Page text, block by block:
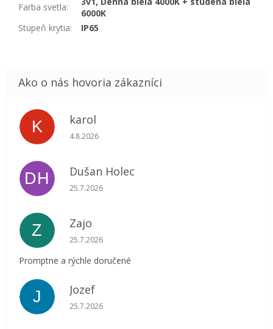
Farba svetla:
6000K
Stupeň krytia: IP65
K karol
Hodnotenie obchodu je 5 z 5 hviezdičiek.
4.8.2026
DH Dušan Holec
Hodnotenie obchodu je 5 z 5 hviezdičiek.
25.7.2026
Z Zajo
Hodnotenie obchodu je 5 z 5 hviezdičiek.
25.7.2026
Promptne a rýchle doručené
J Jozef
Hodnotenie obchodu je 5 z 5 hviezdičiek.
25.7.2026